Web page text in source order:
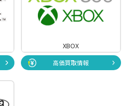
XBOX
高価買取情報